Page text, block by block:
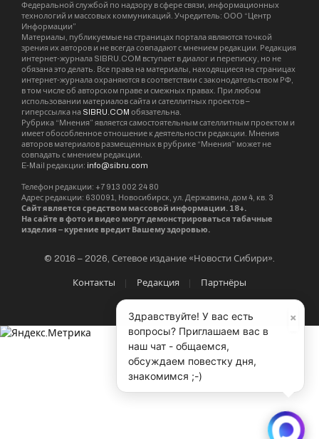
Федеральной службой по надзору в сфере связи, информационных
технологий и массовых коммуникаций. Учредитель: ООО “Центр
Информации”
Материалы, публикуемые на страницах портала являются точкой
зрения их авторов и не всегда совпадают с мнением редакции. Редакция
интернет-журнала SIBRU.COM вступает в диалог и переписку, но не
обязана это делать. Все права на материалы, находящиеся на страницах
интернет-журнала охраняются в соответствии с законодательством РФ,
в том числе об авторском праве и смежных правах. При любом
использовании материалов сайта и сателлитных проектов –
гиперссылка на SIBRU.COM обязательна.
Рубрика “Мнения” является самостоятельным сателлитным проектом и
имеет обособленное отношение к деятельности редакции. Мнения
авторов материалов размещенных в рубрике “Мнения” может не
совпадать с мнением редакции.
E-Mail редакции: info@sibru.com
Телефон редакции: +7 913 002 24 80
Адрес редакции: 630091, Новосибирск, ул. Державина, дом 4, кв. 3
Сайт является средством массовой информации. 18+.
На сайте в фото и видео могут демонстрироваться табачные
изделия – курение вредит Вашему здоровью.
© 2016 – 2026, Сетевое издание «Новости Сибири».
Контакты Редакция Партнёры
×
Здравствуйте! У вас есть
вопросы? Приглашаем вас в
наш чат - общаемся,
обсуждаем повестку дня,
знакомимся ;-)